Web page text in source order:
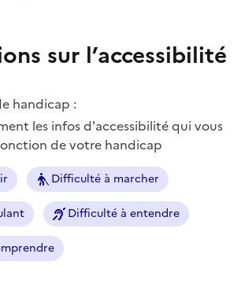
sur l’accessibilité
handicap :
les infos d'accessibilité qui vous
de votre handicap
Difficulté à marcher
Difficulté à entendre